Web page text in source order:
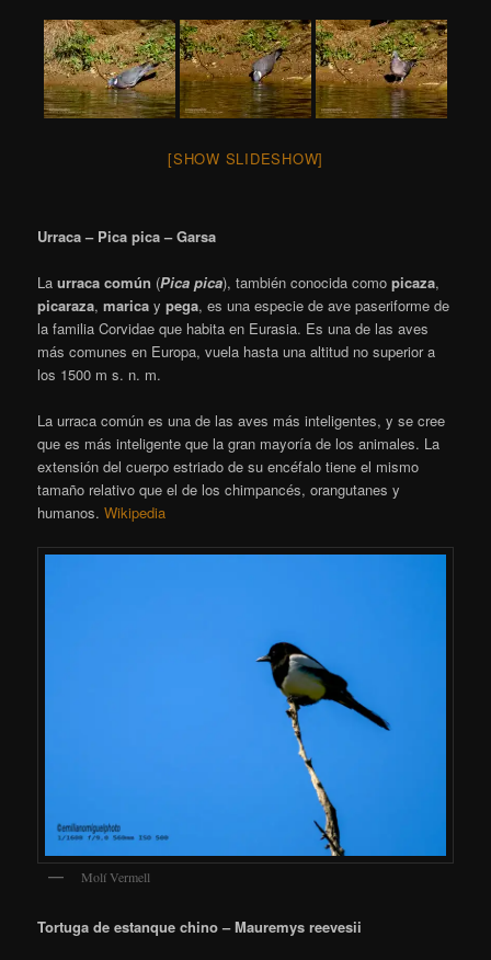
[SHOW SLIDESHOW]
Urraca – Pica pica – Garsa
Laurraca común (Pica pica), ​ también conocida comopicaza,
picaraza,marica ypega, ​ es una especie de ave paseriforme de
la familia Corvidae que habita en Eurasia. Es una de las aves
más comunes en Europa, vuela hasta una altitud no superior a
los 1500 m s. n. m.
La urraca común es una de las aves más inteligentes, y se cree
que es más inteligente que la gran mayoría de los animales. La
extensión del cuerpo estriado de su encéfalo tiene el mismo
tamaño relativo que el de los chimpancés, orangutanes y
humanos.Wikipedia
Molí Vermell
Tortuga de estanque chino – Mauremys reevesii